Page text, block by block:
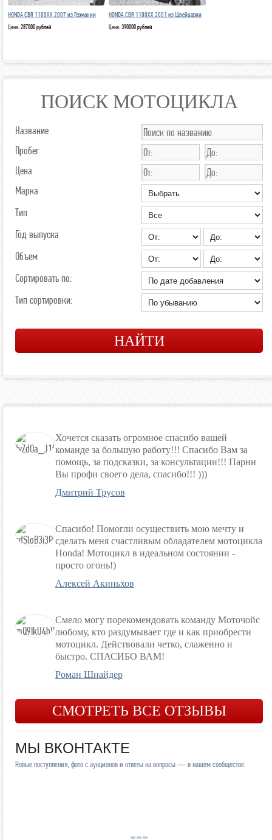
HONDA CBR 1100XX 2007 из Германии
Цена:287000 рублей
HONDA CBR 1100XX 2001 из Швейцарии
Цена:390000 рублей
ПОИСК МОТОЦИКЛА
Название
Пробег
Цена
Марка
Тип
Год выпуска
Объем
Сортировать по:
Тип сортировки:
Хочется сказать огромное спасибо вашей
команде за большую работу!!! Спасибо Вам за
помощь, за подсказки, за консультации!!! Парни
Вы профи своего дела, спасибо!!! )))
Дмитрий Трусов
Спасибо! Помогли осуществить мою мечту и
сделать меня счастливым обладателем мотоцикла
Honda! Мотоцикл в идеальном состоянии -
просто огонь!)
Алексей Акиньхов
Смело могу порекомендовать команду Моточойс
любому, кто раздумывает где и как приобрести
мотоцикл. Действовали четко, слаженно и
быстро. СПАСИБО ВАМ!
Роман Шнайдер
СМОТРЕТЬ ВСЕ ОТЗЫВЫ
МЫ ВКОНТАКТЕ
Новые поступления, фото с аукционов и ответы на вопросы — в нашем сообществе.